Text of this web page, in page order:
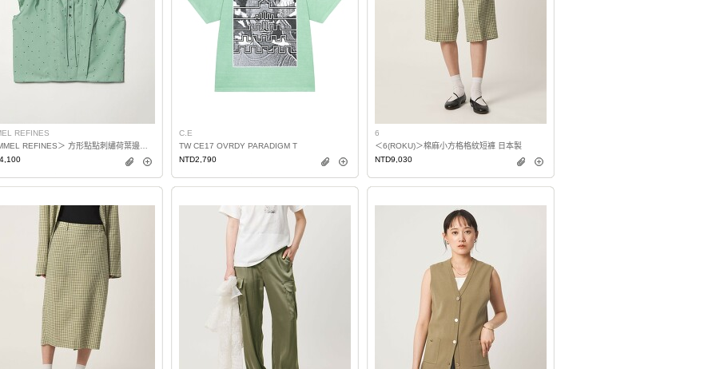
REFINES
C.E
TW CE17 OVRDY PARADIGM T
NTD2,790
6
＜6(ROKU)＞棉麻小方格格紋短褲 日本製
NTD9,030